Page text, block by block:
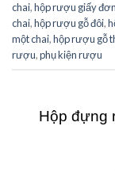
chai,hộp rượu giấy đơn
chai,hộp rượu gỗ đôi,
một chai,hộp rượu gỗ
rượu,phụ kiện rượu
Hộp đựng